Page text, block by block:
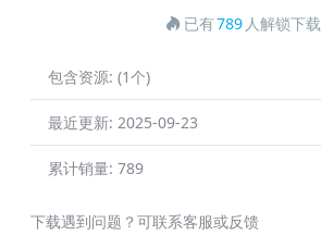
已有789 人解锁下载
包含资源: (1个)
最近更新: 2025-09-23
累计销量: 789
下载遇到问题？可联系客服或反馈